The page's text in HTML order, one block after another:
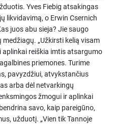
Yves Fiebig atsakingas
likvidavimą, o Erwin Csernich
juos abu sieja? Jie saugo
„Užkirsti kelią visam
aplinkai reiškia imtis atsargumo
priemones. Turime
pavyzdžiui, atvykstančius
arba dėl netvarkingų
žmogui ir aplinkai
savo, kaip pareigūno,
užduotį. „Vien tik Tannoje